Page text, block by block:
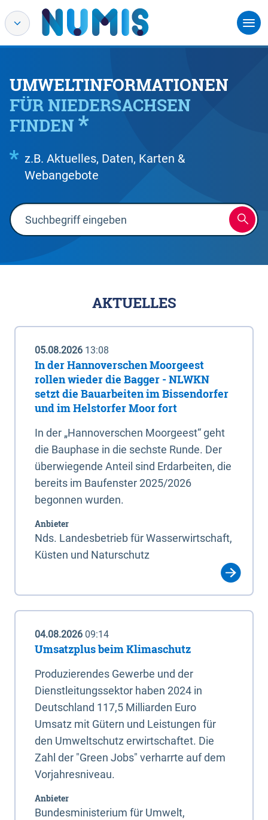
UMWELTINFORMATIONEN
FÜR NIEDERSACHSEN
FINDEN
z.B. Aktuelles, Daten, Karten &
Webangebote
AKTUELLES
05.08.2026 13:08
In der Hannoverschen Moorgeest
rollen wieder die Bagger - NLWKN
setzt die Bauarbeiten im Bissendorfer
und im Helstorfer Moor fort
In der „Hannoverschen Moorgeest“ geht
die Bauphase in die sechste Runde. Der
überwiegende Anteil sind Erdarbeiten, die
bereits im Baufenster 2025/2026
begonnen wurden.
Anbieter
Nds. Landesbetrieb für Wasserwirtschaft,
Küsten und Naturschutz
04.08.2026 09:14
Umsatzplus beim Klimaschutz
Produzierendes Gewerbe und der
Dienstleitungssektor haben 2024 in
Deutschland 117,5 Milliarden Euro
Umsatz mit Gütern und Leistungen für
den Umweltschutz erwirtschaftet. Die
Zahl der "Green Jobs" verharrte auf dem
Vorjahresniveau.
Anbieter
Bundesministerium für Umwelt,